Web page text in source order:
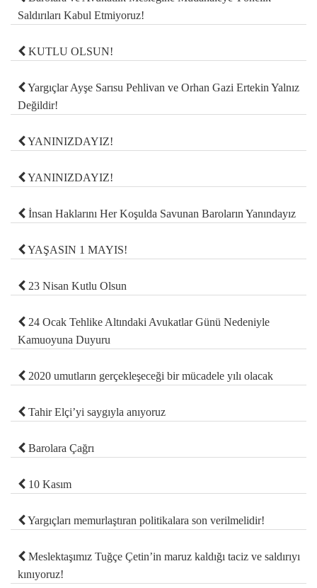
Saldırıları Kabul Etmiyoruz!
KUTLU OLSUN!
Yargıçlar Ayşe Sarısu Pehlivan ve Orhan Gazi Ertekin Yalnız
Değildir!
YANINIZDAYIZ!
YANINIZDAYIZ!
İnsan Haklarını Her Koşulda Savunan Baroların Yanındayız
YAŞASIN 1 MAYIS!
23 Nisan Kutlu Olsun
24 Ocak Tehlike Altındaki Avukatlar Günü Nedeniyle
Kamuoyuna Duyuru
2020 umutların gerçekleşeceği bir mücadele yılı olacak
Tahir Elçi’yi saygıyla anıyoruz
Barolara Çağrı
10 Kasım
Yargıçları memurlaştıran politikalara son verilmelidir!
Meslektaşımız Tuğçe Çetin’in maruz kaldığı taciz ve saldırıyı
kınıyoruz!